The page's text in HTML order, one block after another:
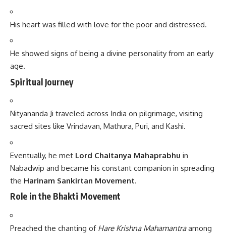
His heart was filled with love for the poor and distressed.
He showed signs of being a divine personality from an early
age.
Spiritual Journey
Nityananda Ji traveled across India on pilgrimage, visiting
sacred sites like Vrindavan, Mathura, Puri, and Kashi.
Eventually, he met Lord Chaitanya Mahaprabhu in
Nabadwip and became his constant companion in spreading
the Harinam Sankirtan Movement.
Role in the Bhakti Movement
Preached the chanting of Hare Krishna Mahamantraamong